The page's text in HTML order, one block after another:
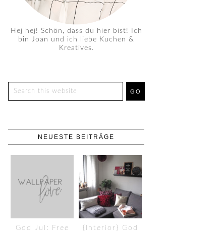
Hej hej! Schön, dass du hier bist! Ich
bin Joan und ich liebe Kuchen &
Kreatives.
NEUESTE BEITRÄGE
God Jul: Free
{Interior} God